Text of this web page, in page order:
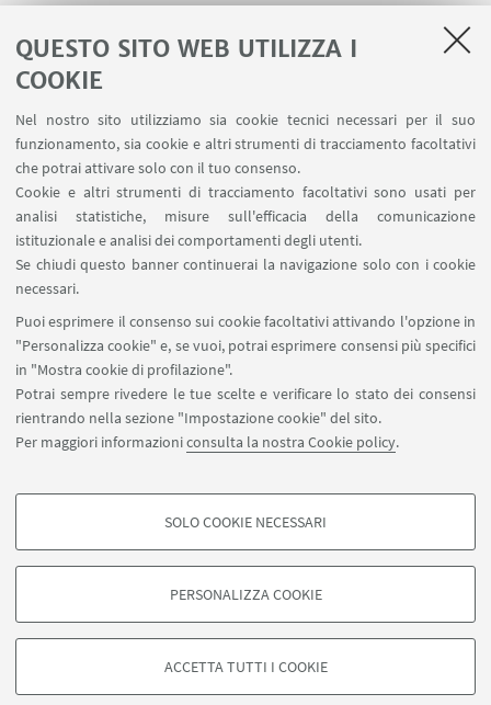
QUESTO SITO WEB UTILIZZA I
COOKIE
Nel nostro sito utilizziamo sia cookie tecnici necessari per il suo
funzionamento, sia cookie e altri strumenti di tracciamento facoltativi
che potrai attivare solo con il tuo consenso.
Cookie e altri strumenti di tracciamento facoltativi sono usati per
analisi statistiche, misure sull'efficacia della comunicazione
istituzionale e analisi dei comportamenti degli utenti.
Se chiudi questo banner continuerai la navigazione solo con i cookie
necessari.
Puoi esprimere il consenso sui cookie facoltativi attivando l'opzione in
"Personalizza cookie" e, se vuoi, potrai esprimere consensi più specifici
in "Mostra cookie di profilazione".
Potrai sempre rivedere le tue scelte e verificare lo stato dei consensi
rientrando nella sezione "Impostazione cookie" del sito.
Per maggiori informazioniconsulta la nostra Cookie policy.
COOKIE DI PROFILAZIONE - FACOLTATIVI
degli utenti, creare profili in base al loro comportamento sul sito, per analisi
di marketing.
Google/Youtube Video
SOLO COOKIE NECESSARI
PERSONALIZZA COOKIE
ACCETTA TUTTI I COOKIE
CONTATTI
Stefano Del Duca
Scrivi una mail
CONTATTI
Seguici su:
Privacy- Note legali -Impostazioni Cookie